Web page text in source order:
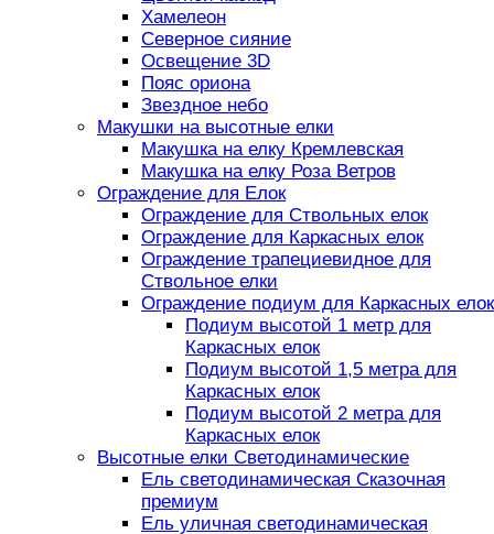
Хамелеон
Северное сияние
Освещение 3D
Пояс ориона
Звездное небо
Макушки на высотные елки
Макушка на елку Кремлевская
Макушка на елку Роза Ветров
Ограждение для Елок
Ограждение для Ствольных елок
Ограждение для Каркасных елок
Ограждение трапециевидное для
Ствольное елки
Ограждение подиум для Каркасных елок
Подиум высотой 1 метр для
Каркасных елок
Подиум высотой 1,5 метра для
Каркасных елок
Подиум высотой 2 метра для
Каркасных елок
Высотные елки Светодинамические
Ель светодинамическая Сказочная
премиум
Ель уличная светодинамическая